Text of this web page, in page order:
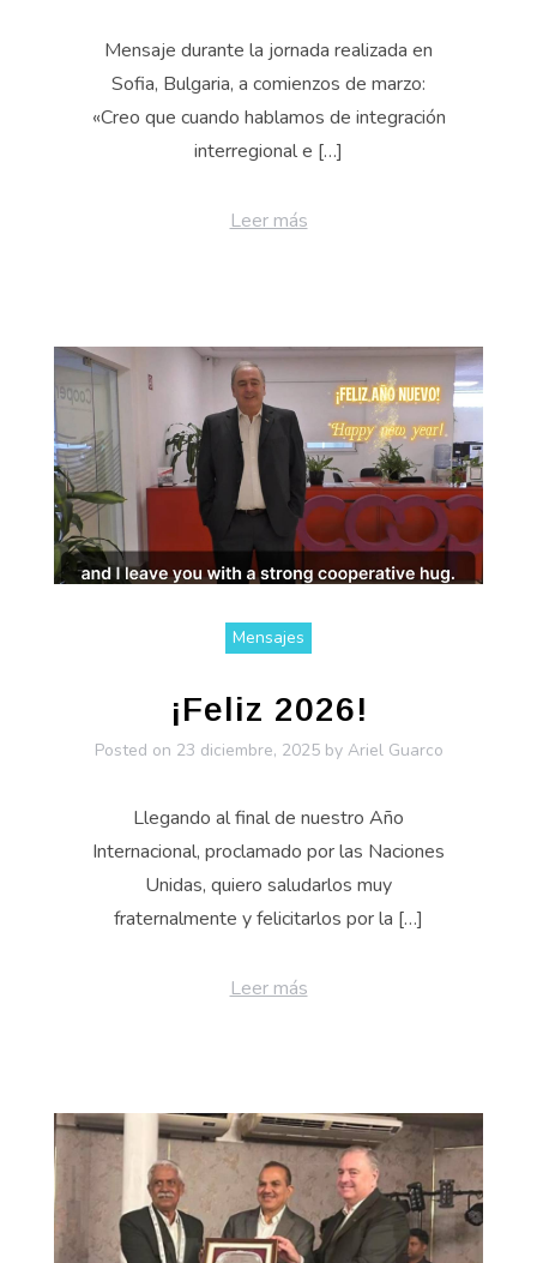
Mensaje durante la jornada realizada en
Sofia, Bulgaria, a comienzos de marzo:
«Creo que cuando hablamos de integración
interregional e […]
Leer más
Mensajes
¡Feliz 2026!
Posted on 23 diciembre, 2025by Ariel Guarco
Llegando al final de nuestro Año
Internacional, proclamado por las Naciones
Unidas, quiero saludarlos muy
fraternalmente y felicitarlos por la […]
Leer más